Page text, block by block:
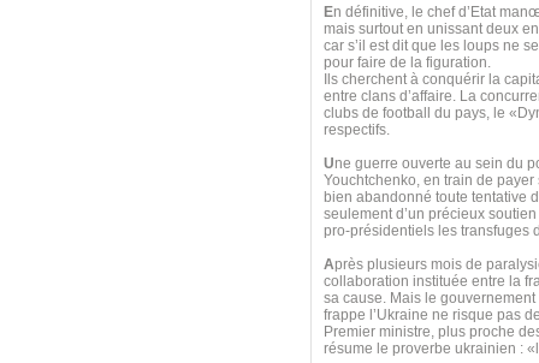
En définitive, le chef d’Etat
mais surtout en unissant deux
car s’il est dit que les loups ne
pour faire de la figuration.
Ils cherchent à conquérir la
entre clans d’affaire. La
clubs de football du pays, le
respectifs.
Une guerre ouverte au sein du
Youchtchenko, en train de
bien abandonné toute tentative
seulement d’un précieux
pro-présidentiels les transfuges
Après plusieurs mois de
collaboration instituée entre la
sa cause. Mais le
frappe l’Ukraine ne risque pas
Premier ministre, plus proche
résume le proverbe ukrainien :